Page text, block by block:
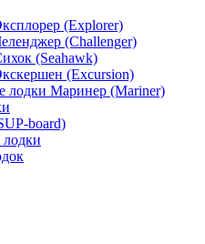
(Explorer)
(Challenger)
(Seahawk)
(Excursion)
лодки Маринер (Mariner)
board)
лодки